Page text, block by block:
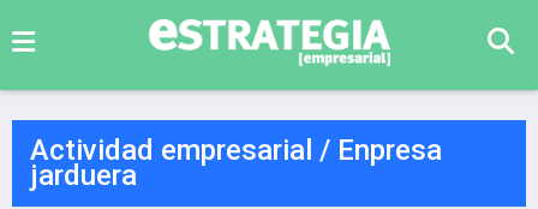
Actividad empresarial / Enpresa
jarduera